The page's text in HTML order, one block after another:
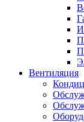
Вентиляция